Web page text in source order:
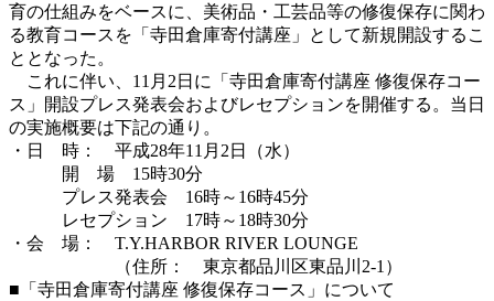
育の仕組みをベースに、美術品・工芸品等の修復保存に関わ
る教育コースを「寺田倉庫寄付講座」として新規開設するこ
ととなった。
これに伴い、11月2日に「寺田倉庫寄付講座 修復保存コー
ス」開設プレス発表会およびレセプションを開催する。当日
の実施概要は下記の通り。
・日 時： 平成28年11月2日（水）
開 場 15時30分
プレス発表会 16時～16時45分
レセプション 17時～18時30分
・会 場： T.Y.HARBOR RIVER LOUNGE
（住所： 東京都品川区東品川2-1）
■「寺田倉庫寄付講座 修復保存コース」について